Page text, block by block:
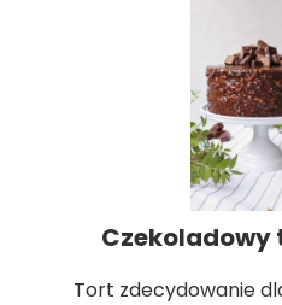
Czekoladowy
Tort zdecydowanie